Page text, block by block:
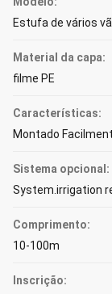
Estufa de vários
Material da capa:
filme PE
Características:
Montado
Sistema opcional:
System.irrigation
Comprimento:
10-100m
Inscrição: